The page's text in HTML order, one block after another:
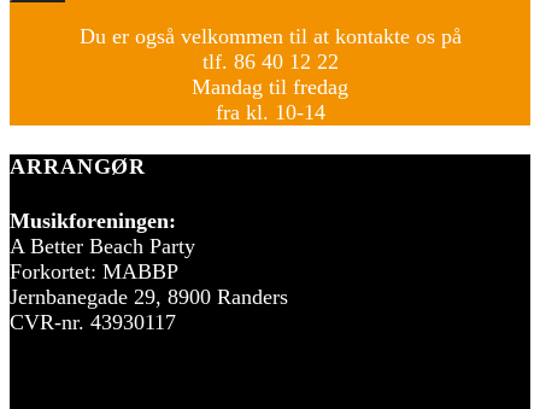
Du er også velkommen til at kontakte os på
tlf. 86 40 12 22
Mandag til fredag
fra kl. 10-14
ARRANGØR
Musikforeningen:
A Better Beach Party
Forkortet: MABBP
Jernbanegade 29, 8900 Randers
CVR-nr. 43930117